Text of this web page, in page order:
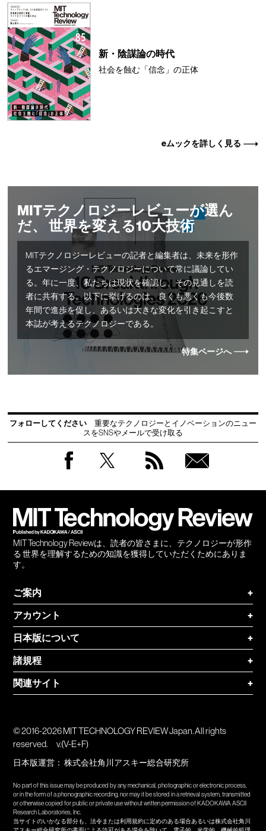
新・陰謀論の時代
社会を蝕む「信念」の正体
eムックを詳しく見る
MITテクノロジーレビューが選ん
だ、 世界を変える10大技術
MITテクノロジーレビューの記者と編集者は、未来を形作
るエマージング・テクノロジーについて常に議論してい
る。年に一度、私たちは現状を確認し、その見通しを読
者に共有する。以下に挙げるのは、良くも悪くも今後数
年間で進歩を促し、あるいは大きな変化を引き起こすと
本誌が考えるテクノロジーである。
特集ページへ
フォローしてください
重要なテクノロジーとイノベーションのニュー
スをSNSやメールで受け取る
MIT Technology Reviewは、読者の皆さまに、テクノロジーが形作
る 世界を理解するための知識を獲得していただくためにありま
す。
ご案内
+
アカウント
+
日本版について
+
諸規程
+
関連サイト
+
© 2016-2026 MIT TECHNOLOGY REVIEW Japan. All rights
reserved.
v.(V-E+F)
日本版運営：株式会社角川アスキー総合研究所
No part of this issue may be produced by any mechanical, photographic or electronic process,
or in the form of a phonographic recording, nor may it be stored in a retrieval system, transmitted
or otherwise copied for public or private use without written permission of KADOKAWA ASCII
Research Laboratories, Inc.
当サイトのいかなる部分も、法令または利用規約に定めのある場合あるいは株式会社角川